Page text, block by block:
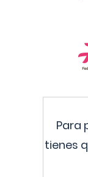
Para
tienes